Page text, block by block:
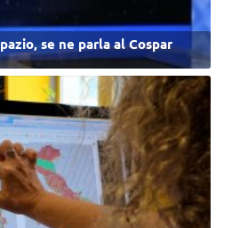
se ne parla al Cospar